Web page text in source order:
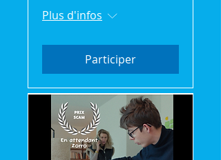
Plus d'infos
Participer